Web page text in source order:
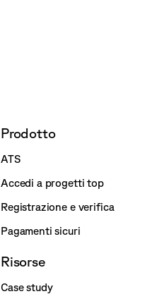
Prodotto
ATS
Accedi a progetti top
Registrazione e verifica
Pagamenti sicuri
Risorse
Case study